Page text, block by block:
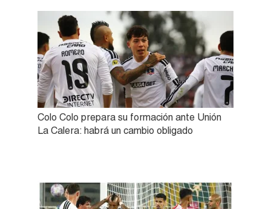
Colo Colo prepara su formación ante Unión
La Calera: habrá un cambio obligado